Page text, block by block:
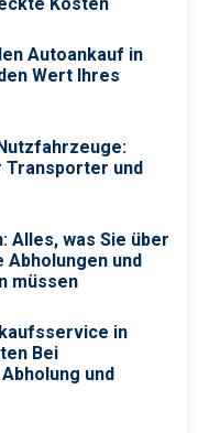
Autoankauf in
Wert Ihres
und
Alles, was Sie über
und
müssen
in
Bei
und